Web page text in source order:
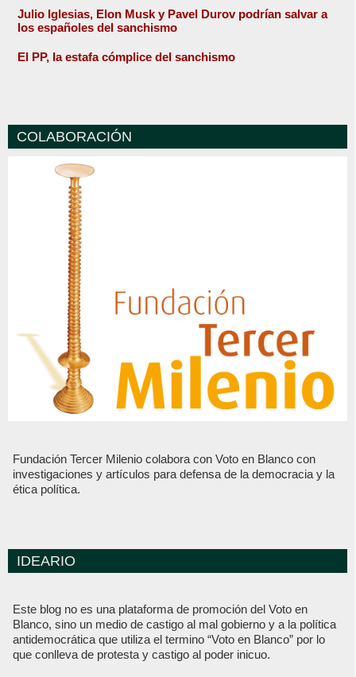
Julio Iglesias, Elon Musk y Pavel Durov podrían salvar a
los españoles del sanchismo
El PP, la estafa cómplice del sanchismo
COLABORACIÓN
Fundación Tercer Milenio colabora con Voto en Blanco con
investigaciones y artículos para defensa de la democracia y la
ética política.
IDEARIO
Este blog no es una plataforma de promoción del Voto en
Blanco, sino un medio de castigo al mal gobierno y a la política
antidemocrática que utiliza el termino “Voto en Blanco” por lo
que conlleva de protesta y castigo al poder inicuo.